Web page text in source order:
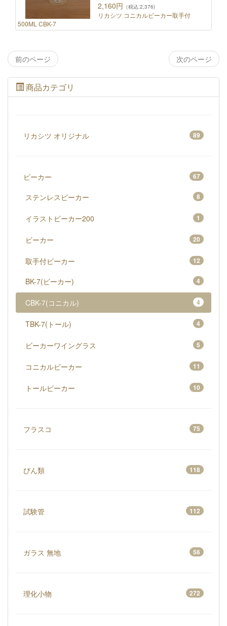
2,160円 （税込:2,376)
リカシツ コニカルビーカー取手付
500ML CBK-7
前のページ 次のページ
商品カテゴリ
リカシツ オリジナル 89
ビーカー 67
ステンレスビーカー 8
イラストビーカー200 1
ビーカー 20
取手付ビーカー 12
BK-7(ビーカー) 4
CBK-7(コニカル) 4
TBK-7(トール) 4
ビーカーワイングラス 5
コニカルビーカー 11
トールビーカー 10
フラスコ 75
びん類 118
試験管 112
ガラス 無地 56
理化小物 272